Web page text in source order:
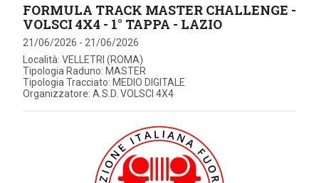
FORMULA TRACK MASTER CHALLENGE -
VOLSCI 4X4 - 1° TAPPA - LAZIO
21/06/2026 - 21/06/2026
Località: VELLETRI (ROMA)
Tipologia Raduno: MASTER
Tipologia Tracciato: MEDIO DIGITALE
Organizzatore: A.S.D. VOLSCI 4X4